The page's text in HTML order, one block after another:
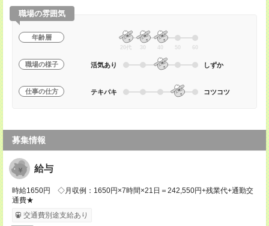
職場の雰囲気
年齢層
20代 30 40 50 60
職場の様子 活気あり しずか
仕事の仕方 テキパキ コツコツ
募集情報
給与
時給1650円 ◇月収例：1650円×7時間×21日＝242,550円+残業代+通勤交
通費★
交通費別途支給あり